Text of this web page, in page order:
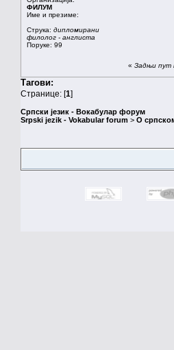
ФИЛУМ
Име и презиме:
Струка: дипломирани
филолог - англиста
Поруке: 99
« Задњи пут
Тагови:
Странице: [1]
Српски језик - Вокабулар форум
Srpski jezik - Vokabular forum > О